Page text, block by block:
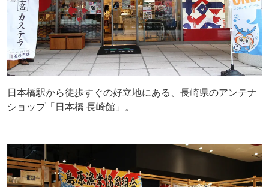
日本橋駅から徒歩すぐの好立地にある、長崎県のアンテナ
ショップ「日本橋 長崎館」。